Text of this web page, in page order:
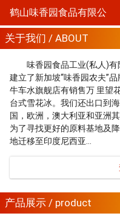
鹤山味香园食品有限公
关于我们 / ABOUT
味香园食品工业(私人)有
建立了新加坡“味香园农夫”
牛车水旗舰店有销售万 里望
台式雪花冰。我们还出口到
国，欧洲，澳大利亚和亚洲其
为了寻找更好的原料基地及
地迁移至印度尼西亚…
产品展示 / product